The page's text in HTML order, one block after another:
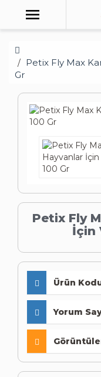
Petix Fly Max
Gr
Petix Fly
İçin
Ürün
Yorum